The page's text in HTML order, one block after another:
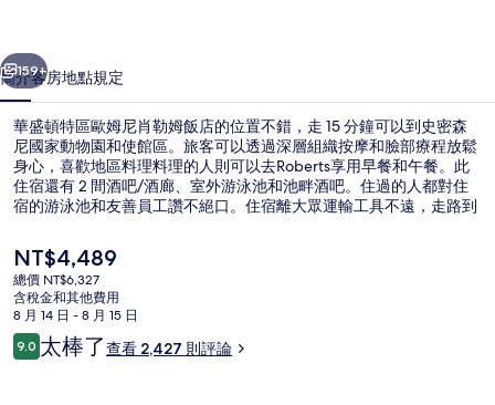
尼
肖
勒
姆
飯
店
的
相
片
個 下一個
159+
簡介客房地點規定
華盛頓特區歐姆尼肖勒姆飯店的位置不錯，走 15 分鐘可以到史密森
尼國家動物園和使館區。旅客可以透過深層組織按摩和臉部療程放鬆
身心，喜歡地區料理料理的人則可以去Roberts享用早餐和午餐。此
住宿還有 2 間酒吧/酒廊、室外游泳池和池畔酒吧。住過的人都對住
宿的游泳池和友善員工讚不絕口。住宿離大眾運輸工具不遠，走路到
目
前
的
價
格
是
NT$4,489
總價 NT$6,327
含稅金和其他費用
8 月 14 日 - 8 月 15 日
評
論
9.09.0 分，滿分 10 分，
太棒了查看 2,427 則評論